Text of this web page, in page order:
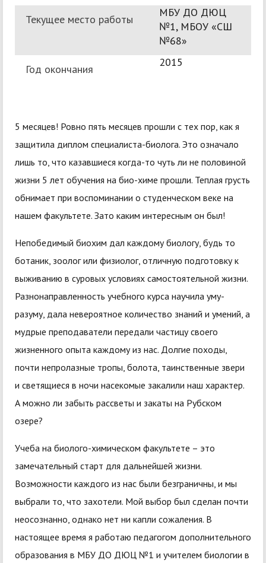
Текущее место работы
МБУ ДО ДЮЦ
№1, МБОУ «СШ
№68»
Год окончания
2015
5 месяцев! Ровно пять месяцев прошли с тех пор, как я
защитила диплом специалиста-биолога. Это означало
лишь то, что казавшиеся когда-то чуть ли не половиной
жизни 5 лет обучения на био-химе прошли. Теплая грусть
обнимает при воспоминании о студенческом веке на
нашем факультете. Зато каким интересным он был!
Непобедимый биохим дал каждому биологу, будь то
ботаник, зоолог или физиолог, отличную подготовку к
выживанию в суровых условиях самостоятельной жизни.
Разнонаправленность учебного курса научила уму-
разуму, дала невероятное количество знаний и умений, а
мудрые преподаватели передали частицу своего
жизненного опыта каждому из нас. Долгие походы,
почти непролазные тропы, болота, таинственные звери
и светящиеся в ночи насекомые закалили наш характер.
А можно ли забыть рассветы и закаты на Рубском
озере?
Учеба на биолого-химическом факультете – это
замечательный старт для дальнейшей жизни.
Возможности каждого из нас были безграничны, и мы
выбрали то, что захотели. Мой выбор был сделан почти
неосознанно, однако нет ни капли сожаления. В
настоящее время я работаю педагогом дополнительного
образования в МБУ ДО ДЮЦ №1 и учителем биологии в